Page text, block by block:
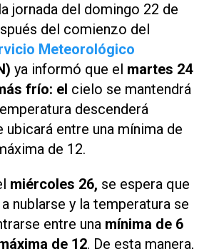
jornada del domingo 22 de
del comienzo del
Meteorológico
ya informó que el martes 24
frío: el cielo se mantendrá
descenderá
ubicará entre una mínima de
de 12.
miércoles 26, se espera que
nublarse y la temperatura se
entre una mínima de 6
de 12. De esta manera,